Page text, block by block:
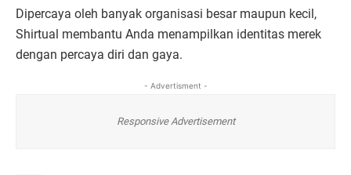
Dipercaya oleh banyak organisasi besar maupun kecil,
Shirtual membantu Anda menampilkan identitas merek
dengan percaya diri dan gaya.
- Advertisment -
Responsive Advertisement